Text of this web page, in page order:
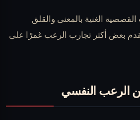
الغنية بالمعنى والقلق
يقدم بعض أكثر تجارب الرعب غمرًا على
من الرعب النفسي